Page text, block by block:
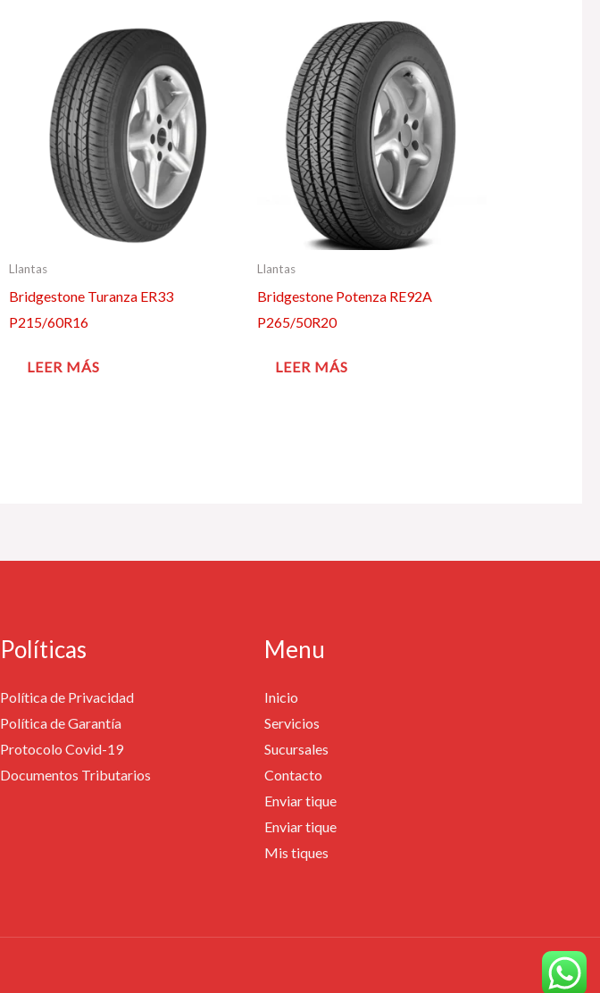
Llantas
Bridgestone Turanza ER33
P215/60R16
LEER MÁS
Llantas
Bridgestone Potenza RE92A
P265/50R20
LEER MÁS
Políticas
Política de Privacidad
Política de Garantía
Protocolo Covid-19
Documentos Tributarios
Menu
Inicio
Servicios
Sucursales
Contacto
Enviar tique
Enviar tique
Mis tiques